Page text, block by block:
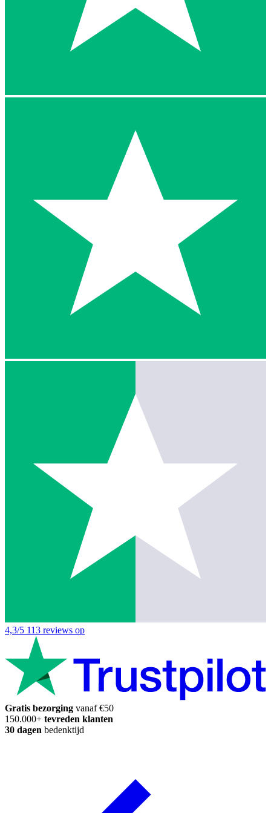
4,3/5 113 reviews op
Gratis bezorging vanaf €50
150.000+ tevreden klanten
30 dagen bedenktijd